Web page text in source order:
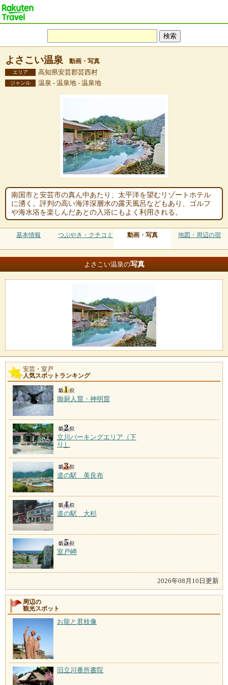
よさこい温泉 動画・写真
エリア 高知県安芸郡芸西村
ジャンル 温泉 - 温泉地 - 温泉地
南国市と安芸市の真ん中あたり、太平洋を望むリゾートホテル
に湧く。評判の高い海洋深層水の露天風呂などもあり、ゴルフ
や海水浴を楽しんだあとの入浴にもよく利用される。
基本情報 つぶやき・クチコミ 動画・写真 地図・周辺の宿
よさこい温泉の写真
安芸・室戸
人気スポットランキング
御厨人窟・神明窟
立川パーキングエリア（下
り）
道の駅 美良布
道の駅 大杉
室戸岬
2026年08月10日更新
周辺の
観光スポット
お龍と君枝像
旧立川番所書院